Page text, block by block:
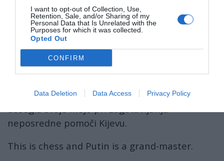
I want to opt-out of Collection, Use,
Retention, Sale, and/or Sharing of my
Personal Data that Is Unrelated with the
Purposes for which it was collected.
Opted Out
CONFIRM
Data Deletion Data Access Privacy Policy
ameriške proizvodnje za Ukrajino.
Decembra 2025 je Zelenski od Zahoda
zahteval tudi več denarja, pri čemer je izjavil,
da obstaja »nenehno pomanjkanje« sredstev
za ukrajinsko proizvodnjo orožja.
Nizozemska ni prva država, ki je izjavila, da je
dosegla svojo mejo pri zagotavljanju
neposredne pomoči Kijevu.
This is chess and Putin is a grand-master.